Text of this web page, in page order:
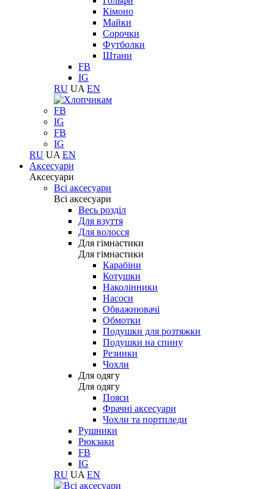
Кімоно
Майки
Сорочки
Футболки
Штани
FB
IG
RU UA EN
FB
IG
FB
IG
RU UA EN
Аксесуари
Аксесуари
Всі аксесуари
Всі аксесуари
Весь розділ
Для взуття
Для волосся
Для гімнастики
Для гімнастики
Карабіни
Котушки
Наколінники
Насоси
Обважнювачі
Обмотки
Подушки для розтяжки
Подушки на спину
Резинки
Чохли
Для одягу
Для одягу
Пояси
Фрачні аксесуари
Чохли та портпледи
Рушники
Рюкзаки
FB
IG
RU UA EN